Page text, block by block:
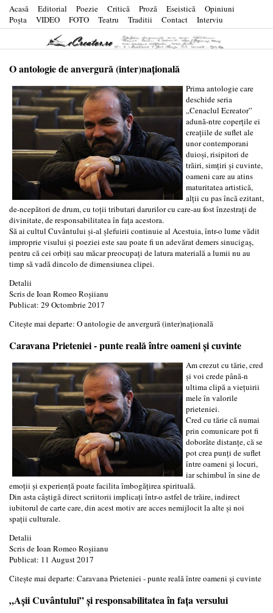
Acasă Editorial Poezie Critică Proză Eseistică
Opiniuni
Poşta
VIDEO FOTO Teatru Traditii Contact Interviu
O antologie de anvergură (inter)naţională
Prima antologie care
deschide seria
„Cenaclul Ecreator”
adună-ntre coperţile ei
creaţiile de suflet ale
unor contemporani
duioşi, risipitori de
trăiri, simţiri şi cuvinte,
oameni care au atins
maturitatea artistică,
alţii cu pas încă ezitant,
de-ncepători de drum, cu toţii tributari darurilor cu care-au fost înzestraţi de
divinitate, de responsabilitatea în faţa acestora.
Să ai cultul Cuvântului şi-al şlefuirii continuie al Acestuia, într-o lume vădit
improprie visului şi poeziei este sau poate fi un adevărat demers sinucigaş,
pentru că cei orbiţi sau măcar preocupaţi de latura materială a lumii nu au
timp să vadă dincolo de dimensiunea clipei.
Detalii
Scris deIoan Romeo Roşiianu
Publicat: 29 Octombrie 2017
Citește mai departe: O antologie de anvergură (inter)naţională
Caravana Prieteniei - punte reală între oameni şi cuvinte
Am crezut cu tărie, cred
şi voi crede până-n
ultima clipă a vieţuirii
mele în valorile
prieteniei.
Cred cu tărie că numai
prin comunicare pot fi
doborâte distanţe, că se
pot crea punţi de suflet
între oameni şi locuri,
iar schimbul în sine de
emoţii şi experienţă poate facilita îmbogăţirea spirituală.
Din asta câştigă direct scriitorii implicaţi într-o astfel de trăire, indirect
iubitorul de carte care, din acest motiv are acces nemijlocit la alte şi noi
spaţii culturale.
Detalii
Scris deIoan Romeo Roşiianu
Publicat: 11 August 2017
Citește mai departe: Caravana Prieteniei - punte reală între oameni şi cuvinte
„Aşii Cuvântului” şi responsabilitatea în faţa versului